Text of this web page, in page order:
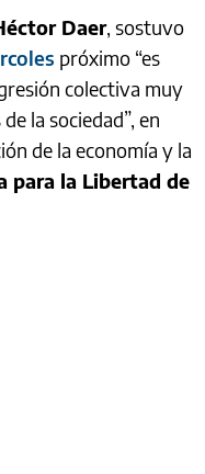
Daer, sostuvo
próximo “es
colectiva muy
la sociedad”, en
de la economía y la
para la Libertad de